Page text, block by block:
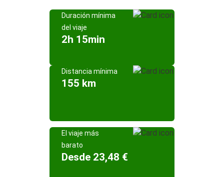
Duración mínima
del viaje
2h 15min
Distancia mínima
155 km
El viaje más
barato
Desde 23,48 €